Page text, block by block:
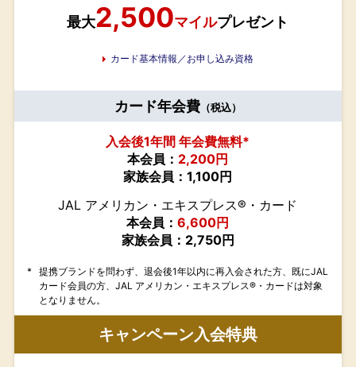
最大2,500マイルプレゼント
カード基本情報／お申し込み資格
カード年会費（税込）
入会後1年間 年会費無料*
本会員： 2,200円
家族会員：1,100円
JAL アメリカン・エキスプレス®・カード
本会員：6,600円
家族会員：2,750円
* 提携ブランドを問わず、退会後1年以内に再入会された方、既にJAL
カード会員の方、JAL アメリカン・エキスプレス®・カードは対象
となりません。
キャンペーン入会特典